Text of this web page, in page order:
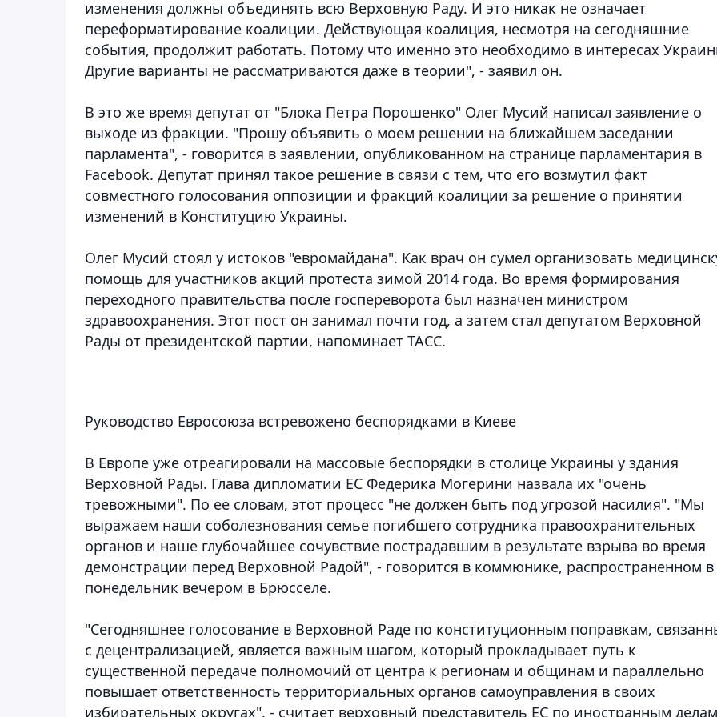
изменения должны объединять всю Верховную Раду. И это никак не означает
переформатирование коалиции. Действующая коалиция, несмотря на сегодняшние
события, продолжит работать. Потому что именно это необходимо в интересах
Другие варианты не рассматриваются даже в теории", - заявил он.
В это же время депутат от "Блока Петра Порошенко" Олег Мусий написал заявление о
выходе из фракции. "Прошу объявить о моем решении на ближайшем заседании
парламента", - говорится в заявлении, опубликованном на странице парламентария в
Facebook. Депутат принял такое решение в связи с тем, что его возмутил факт
совместного голосования оппозиции и фракций коалиции за решение о принятии
изменений в Конституцию Украины.
Олег Мусий стоял у истоков "евромайдана". Как врач он сумел организовать
помощь для участников акций протеста зимой 2014 года. Во время формирования
переходного правительства после госпереворота был назначен министром
здравоохранения. Этот пост он занимал почти год, а затем стал депутатом Верховной
Рады от президентской партии, напоминает ТАСС.
Руководство Евросоюза встревожено беспорядками в Киеве
В Европе уже отреагировали на массовые беспорядки в столице Украины у здания
Верховной Рады. Глава дипломатии ЕС Федерика Могерини назвала их "очень
тревожными". По ее словам, этот процесс "не должен быть под угрозой насилия". "Мы
выражаем наши соболезнования семье погибшего сотрудника правоохранительных
органов и наше глубочайшее сочувствие пострадавшим в результате взрыва во время
демонстрации перед Верховной Радой", - говорится в коммюнике, распространенном в
понедельник вечером в Брюсселе.
"Сегодняшнее голосование в Верховной Раде по конституционным поправкам,
с децентрализацией, является важным шагом, который прокладывает путь к
существенной передаче полномочий от центра к регионам и общинам и параллельно
повышает ответственность территориальных органов самоуправления в своих
избирательных округах", - считает верховный представитель ЕС по иностранным